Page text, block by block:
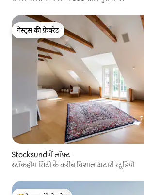
गेस्ट्स की फ़ेवरेट
गेस्ट्स की फ़ेवरेट
Stocksund में लॉफ़्ट
स्टॉकहोम सिटी के करीब विशाल अटारी स्टूडियो